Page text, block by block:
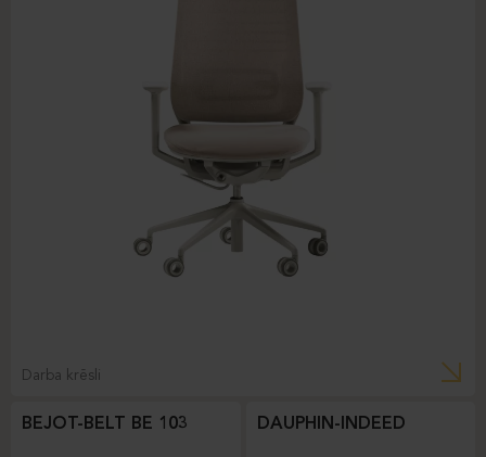
Darba krēsli
BEJOT-BELT BE 103 DAUPHIN-INDEED